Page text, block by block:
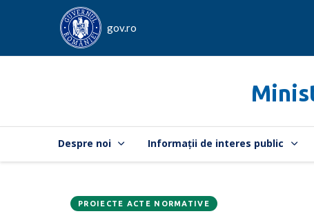
gov.ro
Despre noi Informații de interes public
CATEGORIA:
PROIECTE ACTE NORMATIVE
Data